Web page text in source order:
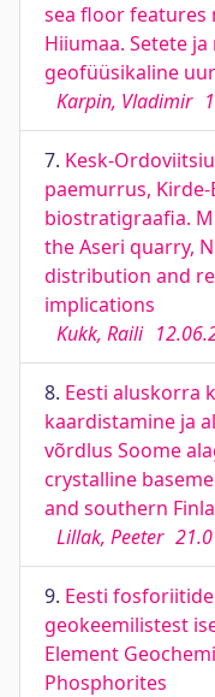
sea floor features
Hiiumaa. Setete
geofüüsikaline
Karpin, Vladimir
7. Kesk-
paemurrus,
biostratigraafia.
the Aseri quarry,
distribution and
implications
Kukk, Raili
8. Eesti aluskorra
kaardistamine ja
võrdlus Soome
crystalline
and southern
Lillak, Peeter
9. Eesti
geokeemilistest
Element
Phosphorites